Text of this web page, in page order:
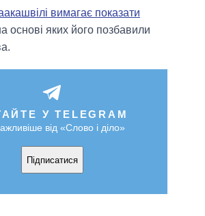
вимагає показати
основі яких його позбавили
У TELEGRAM
від «Слово і діло»
Підписатися